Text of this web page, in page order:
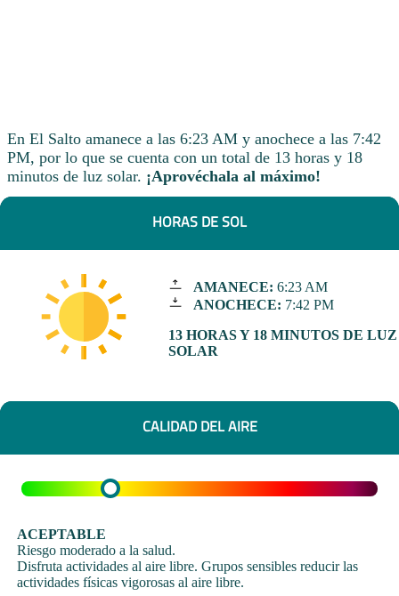
En El Salto amanece a las 6:23 AM y anochece a las 7:42
PM, por lo que se cuenta con un total de 13 horas y 18
minutos de luz solar. ¡Aprovéchala al máximo!
HORAS DE SOL
AMANECE: 6:23 AM
ANOCHECE: 7:42 PM
13 HORAS Y 18 MINUTOS DE LUZ
SOLAR
CALIDAD DEL AIRE
ACEPTABLE
Riesgo moderado a la salud.
Disfruta actividades al aire libre. Grupos sensibles reducir las
actividades físicas vigorosas al aire libre.